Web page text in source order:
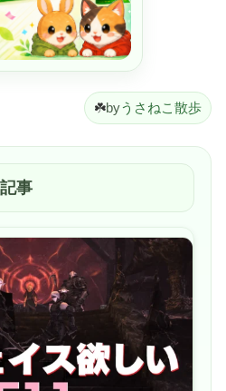
☘️byうさねこ散歩
事